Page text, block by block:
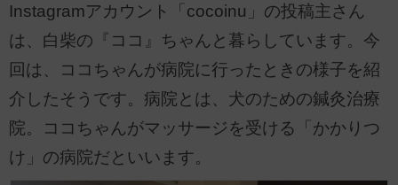
Instagramアカウント「cocoinu」の投稿主さん
は、白柴の『ココ』ちゃんと暮らしています。今
回は、ココちゃんが病院に行ったときの様子を紹
介したそうです。病院とは、犬のための鍼灸治療
院。ココちゃんがマッサージを受ける「かかりつ
け」の病院だといいます。